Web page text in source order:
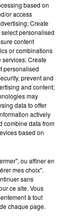
FEMME ET
avoir
trois mois
based on
or access
Create
personalised
content
or combinations
services; Create
personalised
prevent and
and content;
may
data to offer
actively
combine data from
based on
ou affiner en
mes choix".
sans
ce site. Vous
à tout
chaque page.